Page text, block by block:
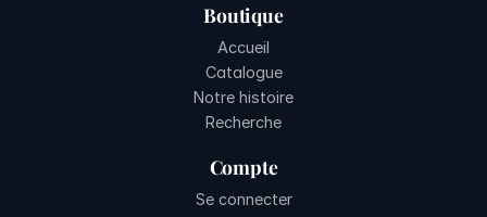
Boutique
Accueil
Catalogue
Notre histoire
Recherche
Compte
Se connecter